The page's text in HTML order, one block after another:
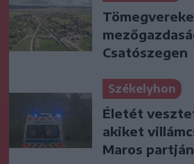
Csatószegen
Székelyhon
Életét
akiket
Maros